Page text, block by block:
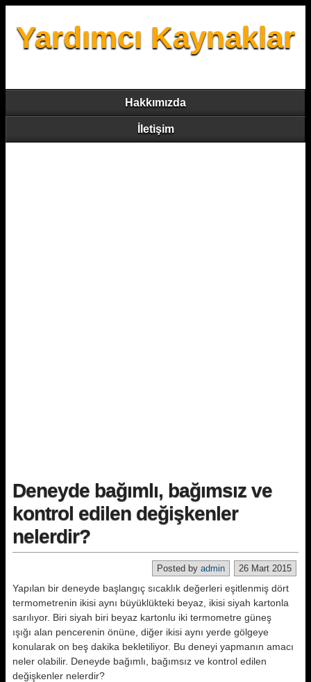
Yardımcı Kaynaklar
Hakkımızda
İletişim
Deneyde bağımlı, bağımsız ve
kontrol edilen değişkenler
nelerdir?
26 Mart 2015
Posted by admin
Yapılan bir deneyde başlangıç sıcaklık değerleri eşitlenmiş dört
termometrenin ikisi aynı büyüklükteki beyaz, ikisi siyah kartonla
sarılıyor. Biri siyah biri beyaz kartonlu iki termometre güneş
ışığı alan pencerenin önüne, diğer ikisi aynı yerde gölgeye
konularak on beş dakika bekletiliyor. Bu deneyi yapmanın amacı
neler olabilir. Deneyde bağımlı, bağımsız ve kontrol edilen
değişkenler nelerdir?